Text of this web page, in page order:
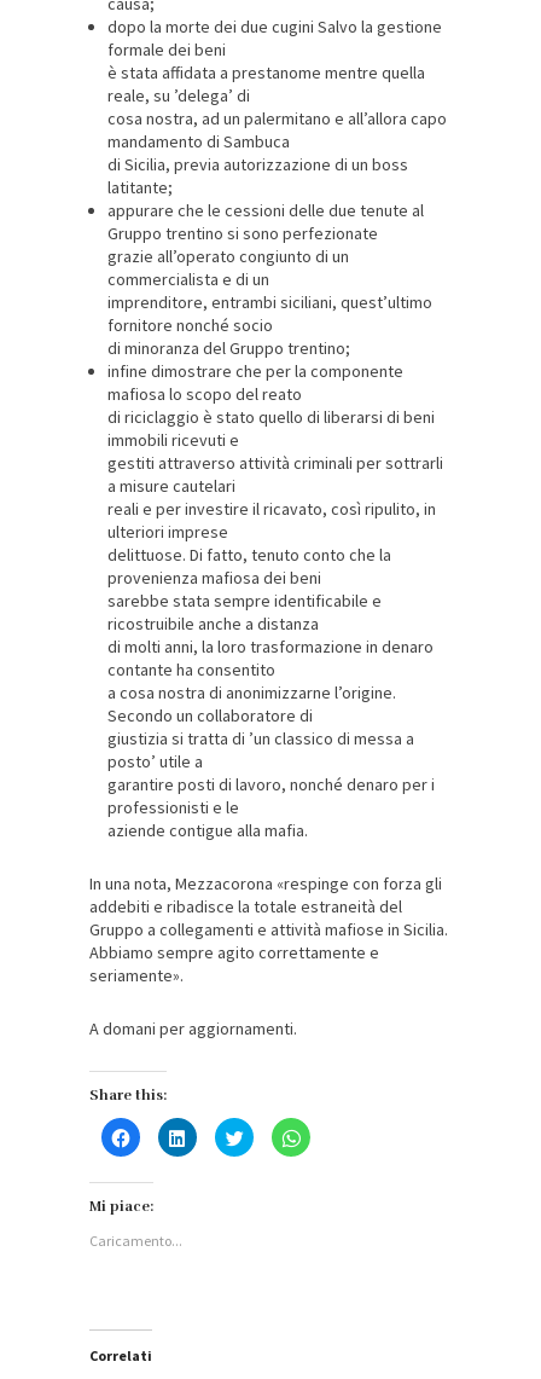
dopo la morte dei due cugini Salvo la gestione
formale dei beni
è stata affidata a prestanome mentre quella
reale, su ’delega’ di
cosa nostra, ad un palermitano e all’allora capo
mandamento di Sambuca
di Sicilia, previa autorizzazione di un boss
latitante;
appurare che le cessioni delle due tenute al
Gruppo trentino si sono perfezionate
grazie all’operato congiunto di un
commercialista e di un
imprenditore, entrambi siciliani, quest’ultimo
fornitore nonché socio
di minoranza del Gruppo trentino;
infine dimostrare che per la componente
mafiosa lo scopo del reato
di riciclaggio è stato quello di liberarsi di beni
immobili ricevuti e
gestiti attraverso attività criminali per sottrarli
a misure cautelari
reali e per investire il ricavato, così ripulito, in
ulteriori imprese
delittuose. Di fatto, tenuto conto che la
provenienza mafiosa dei beni
sarebbe stata sempre identificabile e
ricostruibile anche a distanza
di molti anni, la loro trasformazione in denaro
contante ha consentito
a cosa nostra di anonimizzarne l’origine.
Secondo un collaboratore di
giustizia si tratta di ’un classico di messa a
posto’ utile a
garantire posti di lavoro, nonché denaro per i
professionisti e le
aziende contigue alla mafia.
In una nota, Mezzacorona «respinge con forza gli
addebiti e ribadisce la totale estraneità del
Gruppo a collegamenti e attività mafiose in Sicilia.
Abbiamo sempre agito correttamente e
seriamente».
A domani per aggiornamenti.
Share this:
Fai
clic
Facebook
apre
in
Fai
clic
Fai
clic
Fai
clic
Mi piace:
Caricamento...
Correlati